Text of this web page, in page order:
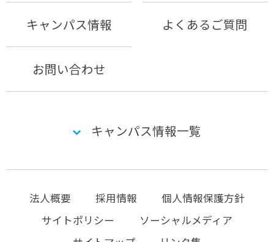
キャンパス情報 よくあるご質問
お問い合わせ
キャンパス情報一覧
法人概要 採用情報
個人情報保護方針
サイトポリシー
ソーシャルメディア